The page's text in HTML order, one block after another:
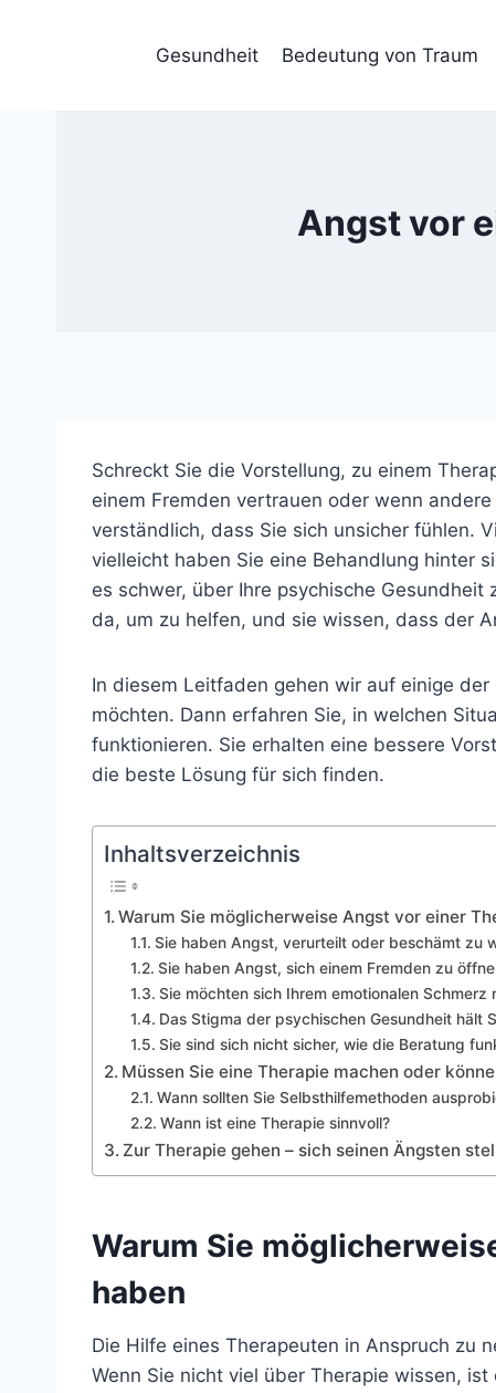
Gesundheit Bedeutung von Traum
Angst vor
Schreckt Sie die Vorstellung, zu einem
einem Fremden vertrauen oder wenn
verständlich, dass Sie sich unsicher fühlen.
vielleicht haben Sie eine Behandlung hinter
es schwer, über Ihre psychische
da, um zu helfen, und sie wissen, dass der
In diesem Leitfaden gehen wir auf einige
möchten. Dann erfahren Sie, in welchen
funktionieren. Sie erhalten eine bessere
die beste Lösung für sich finden.
Inhaltsverzeichnis
Warum Sie möglicherweise Angst vor einer
Sie haben Angst, verurteilt oder beschämt zu
Sie haben Angst, sich einem Fremden zu
Sie möchten sich Ihrem emotionalen Schmerz
Das Stigma der psychischen Gesundheit hält
Sie sind sich nicht sicher, wie die Beratung
Müssen Sie eine Therapie machen oder
Wann sollten Sie Selbsthilfemethoden
Wann ist eine Therapie sinnvoll?
Zur Therapie gehen – sich seinen Ängsten
Warum Sie
haben
Die Hilfe eines Therapeuten in Anspruch zu
Wenn Sie nicht viel über Therapie wissen,